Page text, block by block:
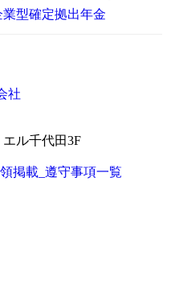
業型確定拠出年金
社
ル千代田3F
掲載_遵守事項一覧